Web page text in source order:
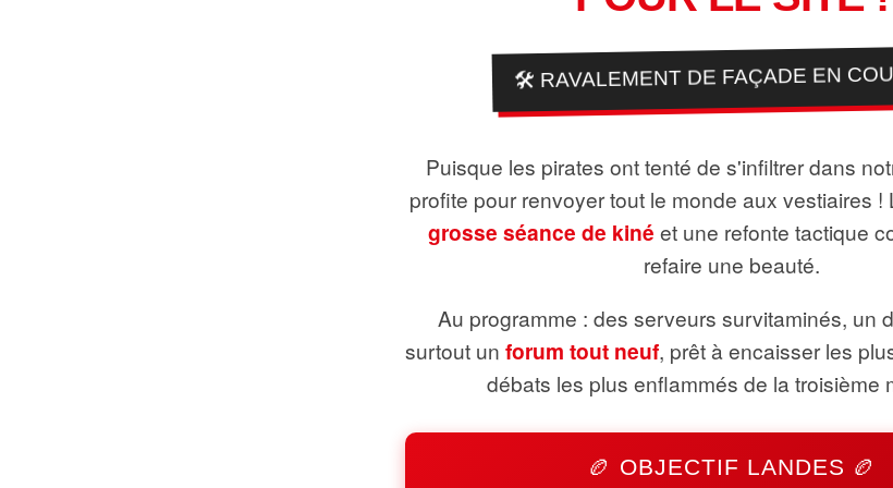
🛠️ RAVALEMENT DE FAÇADE EN
Puisque les pirates ont tenté de s'infiltrer dans
profite pour renvoyer tout le monde aux vestiaires !
grosse séance de kiné et une refonte tactique
refaire une beauté.
Au programme : des serveurs survitaminés, un
surtout un forum tout neuf, prêt à encaisser les
débats les plus enflammés de la troisième
🏉 OBJECTIF LANDES 🏉